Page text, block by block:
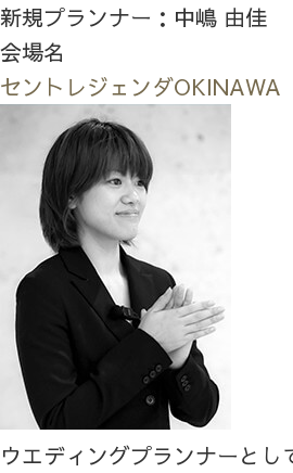
新規プランナー：中嶋 由佳
会場名
セントレジェンダOKINAWA
ウエディングプランナーと